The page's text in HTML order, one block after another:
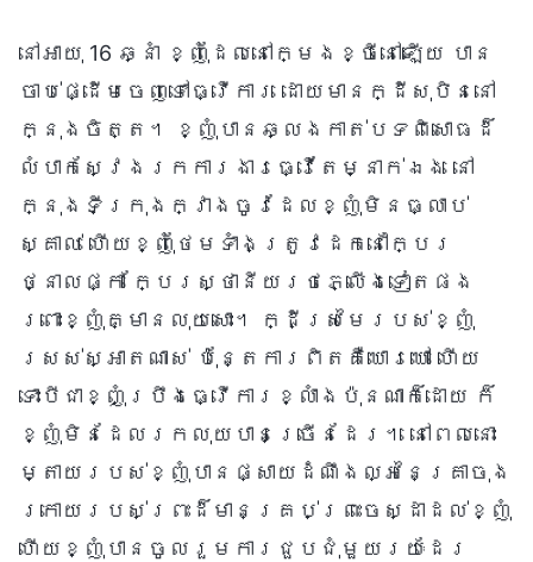
នៅអាយុ 16 ឆ្នាំ ខ្ញុំដែលនៅក្មេងខ្ចីនៅឡើយ បាន
ចាប់ផ្ដើមចេញទៅធ្វើការ ដោយមានក្ដីសុបិននៅ
ក្នុងចិត្ត។ ខ្ញុំបានឆ្លងកាត់បទពិសោធដ៏
លំបាកស្វែងរកការងារធ្វើតែម្នាក់ឯង នៅ
ក្នុងទីក្រុងក្វាងចូវដែលខ្ញុំមិនធ្លាប់
ស្គាល់ ហើយខ្ញុំថែមទាំងត្រូវដេកនៅក្បែរ
ថ្នាលផ្កា ក្បែរស្ថានីយរថភ្លើងទៀតផង
ព្រោះខ្ញុំគ្មានលុយសោះ។ ក្ដីស្រមៃរបស់ខ្ញុំ
ស្រស់ស្អាតណាស់ ប៉ុន្តែការពិតគឺឃោរឃៅ ហើយ
ទោះបីជាខ្ញុំប្រឹងធ្វើការខ្លាំងប៉ុនណាក៏ដោយ ក៏
ខ្ញុំមិនដែលរកលុយបានច្រើនដែរ។ នៅពេលនោះ
ម្តាយរបស់ខ្ញុំបានផ្សាយដំណឹងល្អនៃគ្រាចុង
ក្រោយរបស់ព្រះដ៏មានគ្រប់ព្រះចេស្ដាដល់ខ្ញុំ
ហើយខ្ញុំបានចូលរួមការជួបជុំមួយរយៈដែរ